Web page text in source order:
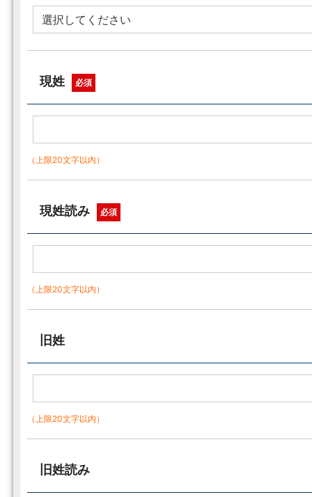
現姓 必須
（上限20文字以内）
現姓読み 必須
（上限20文字以内）
旧姓
（上限20文字以内）
旧姓読み